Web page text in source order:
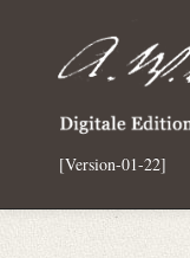
[Version-01-22]